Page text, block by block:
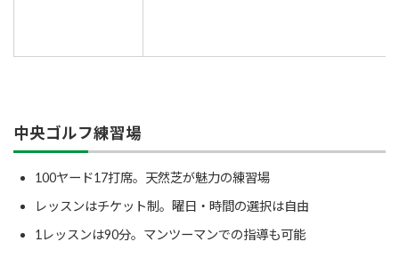
中央ゴルフ練習場
100ヤード17打席。天然芝が魅力の練習場
レッスンはチケット制。曜日・時間の選択は自由
1レッスンは90分。マンツーマンでの指導も可能